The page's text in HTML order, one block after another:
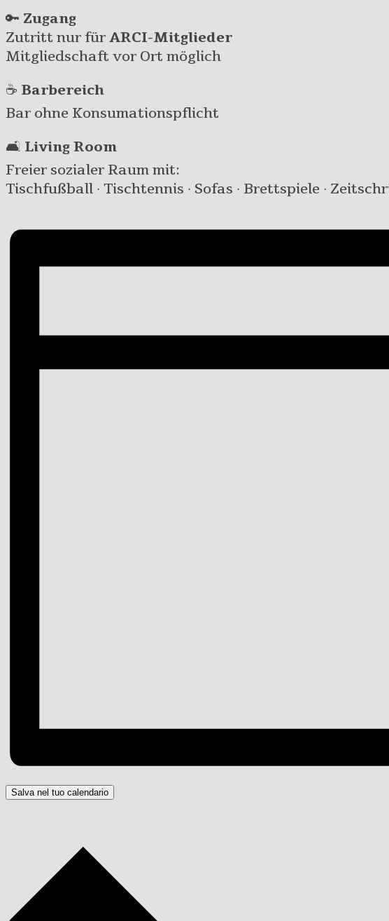
🔑 Zugang
Zutritt nur fürARCI-Mitglieder
Mitgliedschaft vor Ort möglich
☕ Barbereich
Bar ohne Konsumationspflicht
🛋️ Living Room
Freier sozialer Raum mit:
Tischfußball · Tischtennis · Sofas · Brettspiele ·
Salva nel tuo calendario